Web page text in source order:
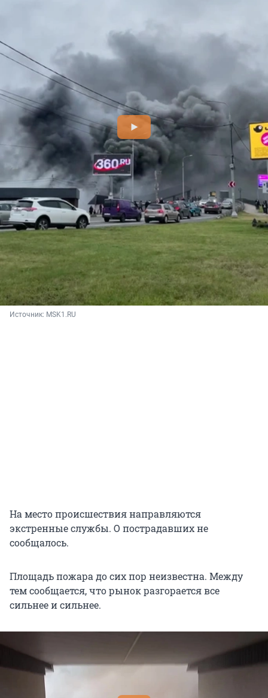
Источник: MSK1.RU
На место происшествия направляются
экстренные службы. О пострадавших не
сообщалось.
Площадь пожара до сих пор неизвестна. Между
тем сообщается, что рынок разгорается все
сильнее и сильнее.